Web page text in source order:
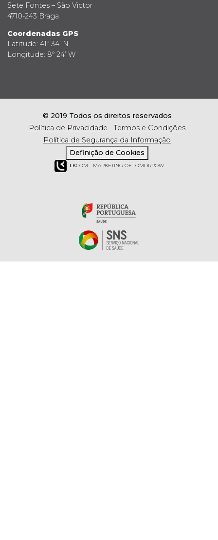
Sete Fontes – São Victor
4710-243 Braga
Coordenadas GPS
Latitude: 41º 34’ N
Longitude: 8º 24’ W
© 2019 Todos os direitos reservados
Política de Privacidade
Termos e Condições
Política de Segurança da Informação
Definição de Cookies
LKCOM - MARKETING OF TOMORROW